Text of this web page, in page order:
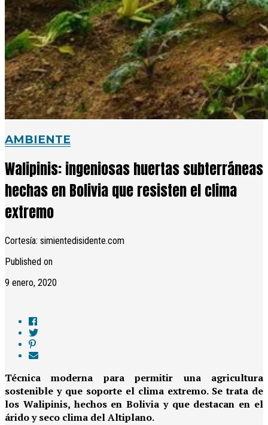
AMBIENTE
Walipinis: ingeniosas huertas subterráneas
hechas en Bolivia que resisten el clima
extremo
Cortesía: simientedisidente.com
Published on
9 enero, 2020
Técnica moderna para permitir una agricultura
sostenible y que soporte el clima extremo. Se trata de
los Walipinis, hechos en Bolivia y que destacan en el
árido y seco clima del Altiplano.